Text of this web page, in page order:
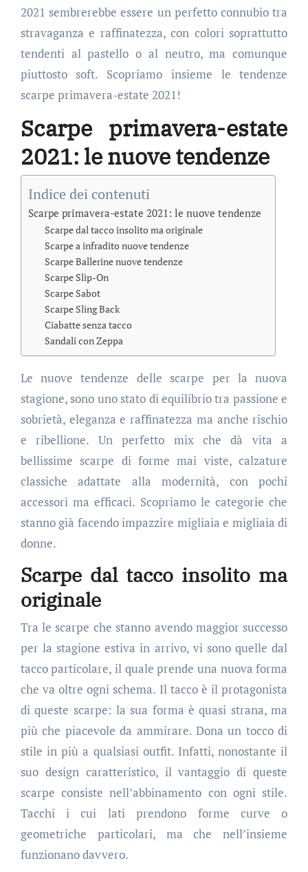
2021 sembrerebbe essere un perfetto connubio tra
stravaganza e raffinatezza, con colori soprattutto
tendenti al pastello o al neutro, ma comunque
piuttosto soft. Scopriamo insieme le tendenze
scarpe primavera-estate 2021!
Scarpe primavera-estate
2021: le nuove tendenze
Indice dei contenuti
Scarpe primavera-estate 2021: le nuove tendenze
Scarpe dal tacco insolito ma originale
Scarpe a infradito nuove tendenze
Scarpe Ballerine nuove tendenze
Scarpe Slip-On
Scarpe Sabot
Scarpe Sling Back
Ciabatte senza tacco
Sandali con Zeppa
Le nuove tendenze delle scarpe per la nuova
stagione, sono uno stato di equilibrio tra passione e
sobrietà, eleganza e raffinatezza ma anche rischio
e ribellione. Un perfetto mix che dà vita a
bellissime scarpe di forme mai viste, calzature
classiche adattate alla modernità, con pochi
accessori ma efficaci. Scopriamo le categorie che
stanno già facendo impazzire migliaia e migliaia di
donne.
Scarpe dal tacco insolito ma
originale
Tra le scarpe che stanno avendo maggior successo
per la stagione estiva in arrivo, vi sono quelle dal
tacco particolare, il quale prende una nuova forma
che va oltre ogni schema. Il tacco è il protagonista
di queste scarpe: la sua forma è quasi strana, ma
più che piacevole da ammirare. Dona un tocco di
stile in più a qualsiasi outfit. Infatti, nonostante il
suo design caratteristico, il vantaggio di queste
scarpe consiste nell’abbinamento con ogni stile.
Tacchi i cui lati prendono forme curve o
geometriche particolari, ma che nell’insieme
funzionano davvero.